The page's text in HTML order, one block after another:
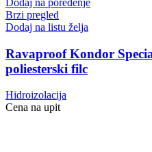
Brzi pregled
Dodaj na listu želja
Ravaproof Kondor
poliesterski filc
Hidroizolacija
Cena na upit